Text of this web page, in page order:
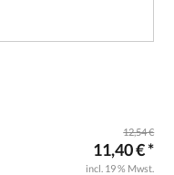
12,54 €
11,40 € *
incl. 19 % Mwst.